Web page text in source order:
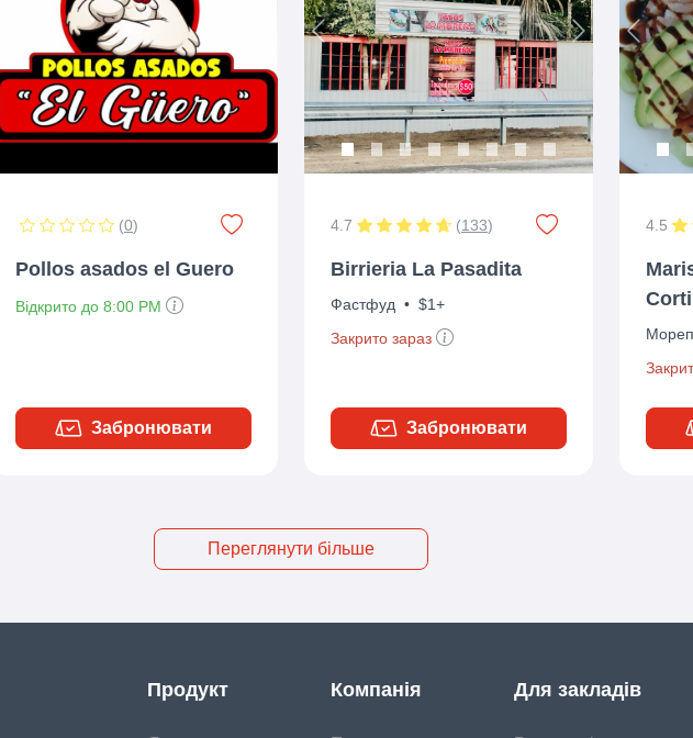
(0)
Pollos asados el Guero
Відкрито до 8:00 PM
Забронювати
Previous Next
4.7 (133)
Birrieria La Pasadita
Фастфуд • $1+
Закрито зараз
Забронювати
4.5
Переглянути більше
Продукт Компанія Для закладів